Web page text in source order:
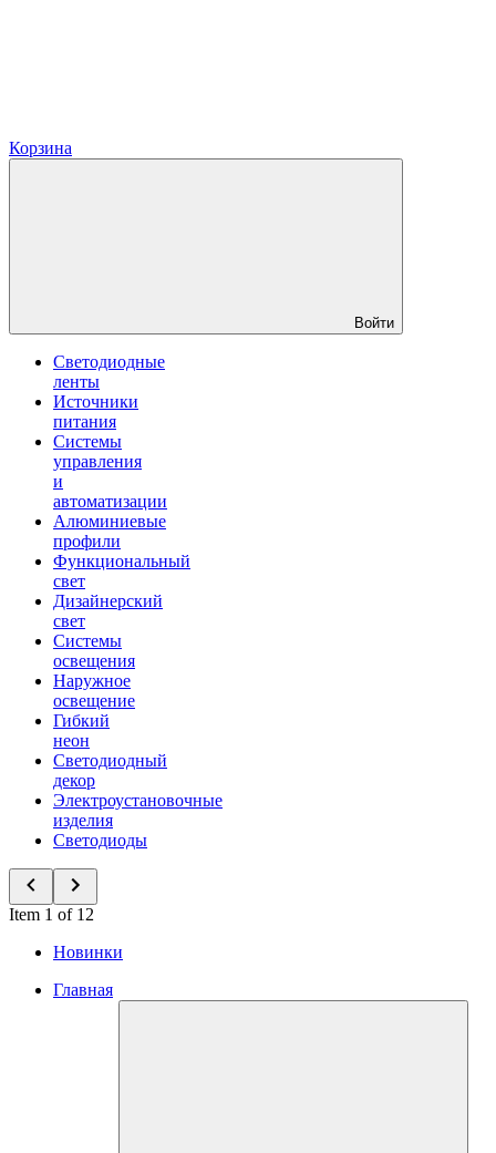
Корзина
Войти
Светодиодные
ленты
Источники
питания
Системы
управления
и
автоматизации
Алюминиевые
профили
Функциональный
свет
Дизайнерский
свет
Системы
освещения
Наружное
освещение
Гибкий
неон
Светодиодный
декор
Электроустановочные
изделия
Светодиоды
Item 1 of 12
Новинки
Главная